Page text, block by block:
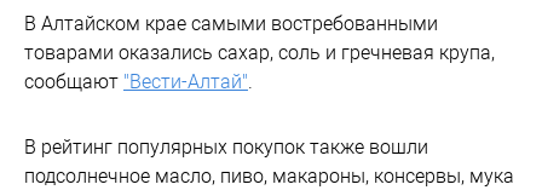
В Алтайском крае самыми востребованными
товарами оказались сахар, соль и гречневая крупа,
сообщают "Вести-Алтай".
В рейтинг популярных покупок также вошли
подсолнечное масло, пиво, макароны, консервы, мука